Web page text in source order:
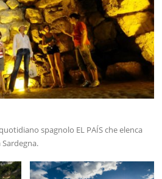
spagnolo EL PAÍS che elenca